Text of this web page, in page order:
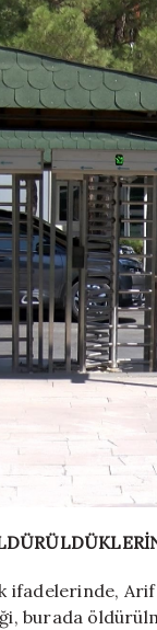
ifadelerinde,
burada